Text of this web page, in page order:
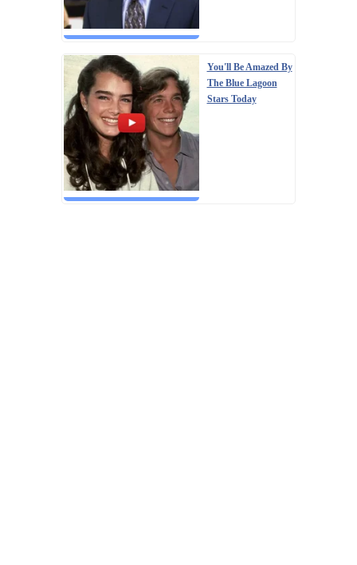
You'll Be Amazed By
The Blue Lagoon
Stars Today